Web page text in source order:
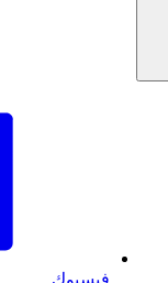
فيسبوك